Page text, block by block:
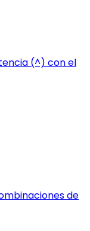
(^) con el
de